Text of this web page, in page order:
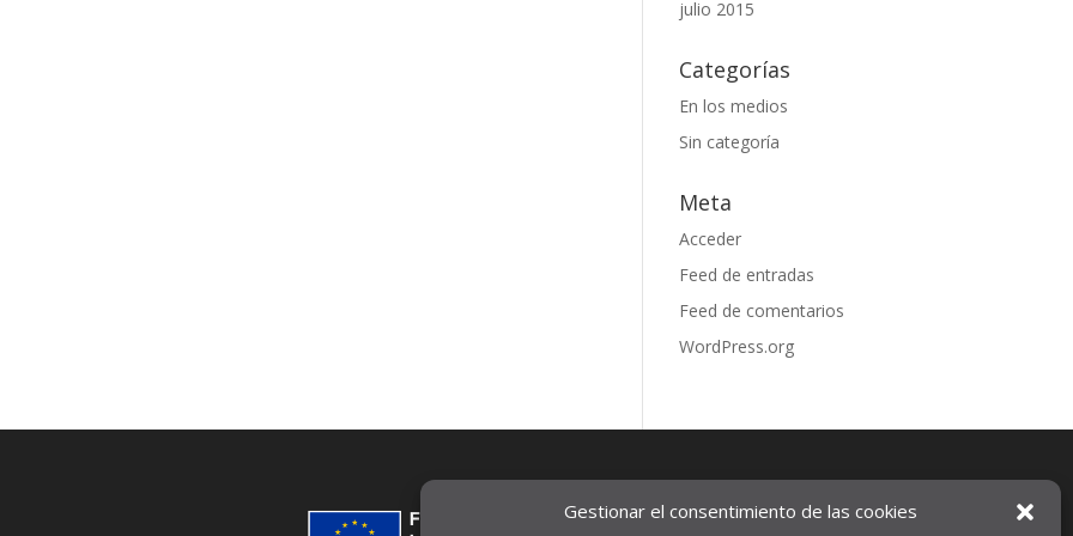
Gestionar el consentimiento de las cookies
julio 2015
Categorías
En los medios
Sin categoría
Meta
Acceder
Feed de entradas
Feed de comentarios
WordPress.org
Aviso legal